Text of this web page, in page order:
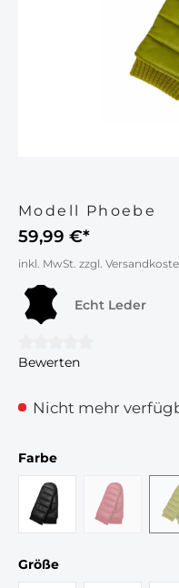
Modell Phoebe
59,99 €*
inkl. MwSt. zzgl.
Echt Leder
Durchschnittliche
Bewerten
Nicht mehr
Farbeauswählen
black crimson
(Diese
Größeauswählen